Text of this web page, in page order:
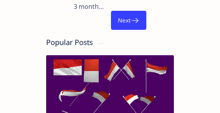
3 months ago
Popular Posts